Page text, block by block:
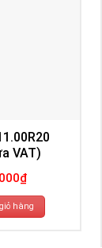
VAT)
₫
hàng